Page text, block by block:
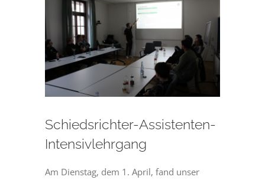
grösseres
Bild
Schiedsrichter-Assistenten-
Intensivlehrgang
Am Dienstag, dem 1. April, fand unser